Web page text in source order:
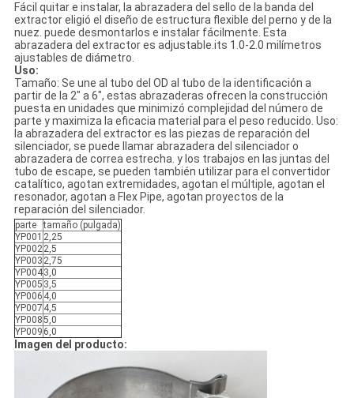
Fácil quitar e instalar, la abrazadera del sello de la banda del
extractor eligió el diseño de estructura flexible del perno y de la
nuez. puede desmontarlos e instalar fácilmente. Esta
abrazadera del extractor es adjustable.its 1.0-2.0 milímetros
ajustables de diámetro.
Uso:
Tamaño: Se une al tubo del OD al tubo de la identificación a
partir de la 2" a 6", estas abrazaderas ofrecen la construcción
puesta en unidades que minimizó complejidad del número de
parte y maximiza la eficacia material para el peso reducido. Uso:
la abrazadera del extractor es las piezas de reparación del
silenciador, se puede llamar abrazadera del silenciador o
abrazadera de correa estrecha. y los trabajos en las juntas del
tubo de escape, se pueden también utilizar para el convertidor
catalítico, agotan extremidades, agotan el múltiple, agotan el
resonador, agotan a Flex Pipe, agotan proyectos de la
reparación del silenciador.
parte
tamaño (pulgada)
YP001 2,25
YP0022,5
YP003 2,75
YP0043,0
YP005 3,5
YP006 4,0
YP007 4,5
YP0085,0
YP009 6,0
Imagen del producto: